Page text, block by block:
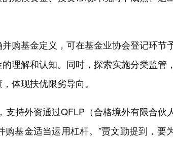
购基金定义，可在基金业协会登记环节
理解和认知。同时，探索实施分类监管
体现扶优限劣导向。
支持外资通过QFLP（合格境外有限合伙
基金适当运用杠杆。”贾文勤提到，要